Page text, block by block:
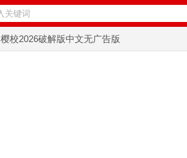
樱校2026破解版中文无广告版